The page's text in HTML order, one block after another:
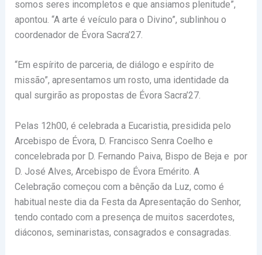
somos seres incompletos e que ansiamos plenitude”,
apontou. “A arte é veículo para o Divino”, sublinhou o
coordenador de Évora Sacra’27.
“Em espírito de parceria, de diálogo e espírito de
missão”, apresentamos um rosto, uma identidade da
qual surgirão as propostas de Évora Sacra’27.
Pelas 12h00, é celebrada a Eucaristia, presidida pelo
Arcebispo de Évora, D. Francisco Senra Coelho e
concelebrada por D. Fernando Paiva, Bispo de Beja e por
D. José Alves, Arcebispo de Évora Emérito. A
Celebração começou com a bênção da Luz, como é
habitual neste dia da Festa da Apresentação do Senhor,
tendo contado com a presença de muitos sacerdotes,
diáconos, seminaristas, consagrados e consagradas.